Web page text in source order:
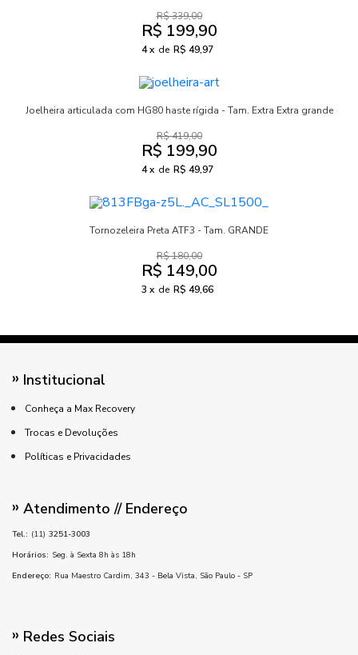
R$ 339,00
R$ 199,90
4 de R$ 49,97
Joelheira articulada com HG80 haste rígida - Tam. Extra Extra grande
R$ 419,00
R$ 199,90
4 de R$ 49,97
Tornozeleira Preta ATF3 - Tam. GRANDE
R$ 180,00
R$ 149,00
3 de R$ 49,66
Institucional
Conheça a Max Recovery
Trocas e Devoluções
Políticas e Privacidades
Atendimento // Endereço
Tel.: (11) 3251-3003
Horários: Seg. à Sexta 8h às 18h
Endereço: Rua Maestro Cardim, 343 - Bela Vista, São Paulo - SP
Redes Sociais